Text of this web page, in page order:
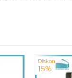
Diskon
15%